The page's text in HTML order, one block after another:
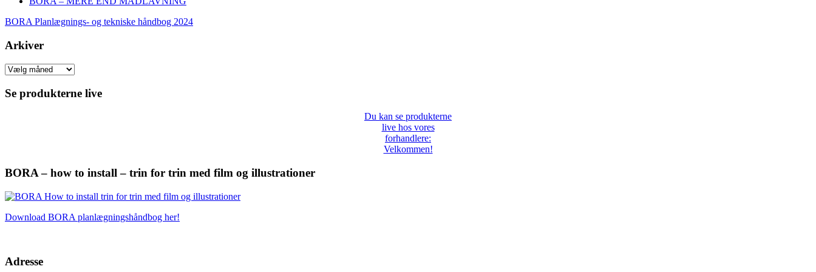
BORA Planlægnings- og tekniske håndbog 2024
Arkiver
Arkiver
Se produkterne live
Du kan se produkterne
live hos vores
forhandlere:
Velkommen!
BORA – how to install – trin for trin med film og illustrationer
Download BORA planlægningshåndbog her!
Adresse